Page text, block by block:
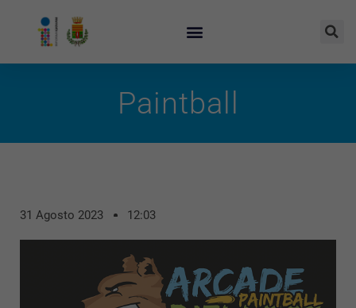
Paintball
31 Agosto 2023 12:03